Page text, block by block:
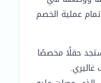
عملية الخصم
حقلًا مخصصًا